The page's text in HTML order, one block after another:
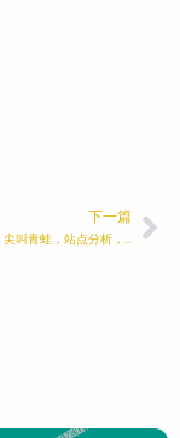
下一篇
Screaming Frog 尖叫青蛙，站点分析，标题，元描述，Xpath，正则，SEO专业工具，竞争对手全面分析，外贸实战笔记18.1